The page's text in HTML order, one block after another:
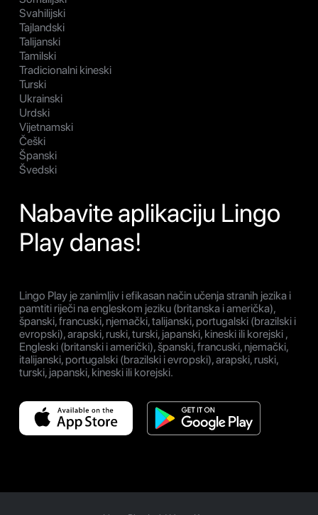
Svahilijski
Tajlandski
Talijanski
Tamilski
Tradicionalni kineski
Turski
Ukrainski
Urdski
Vijetnamski
Češki
Španski
Švedski
Nabavite aplikaciju Lingo
Play danas!
Lingo Play je zanimljiv i efikasan način učenja stranih jezika i
pamtiti riječi na engleskom jeziku (britanska i američka),
španski, francuski, njemački, talijanski, portugalski (brazilski i
evropski), arapski, ruski, turski, japanski, kineski ili korejski ,
Engleski (britanski i američki), španski, francuski, njemački,
italijanski, portugalski (brazilski i evropski), arapski, ruski,
turski, japanski, kineski ili korejski.